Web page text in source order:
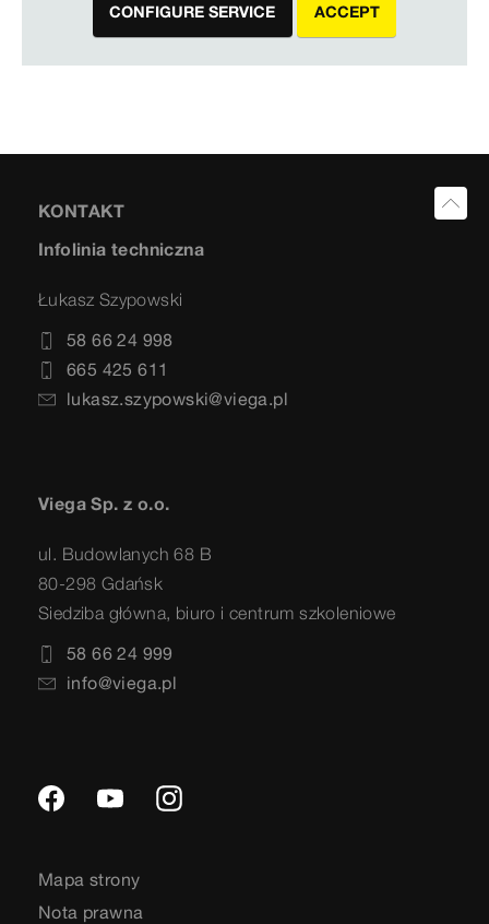
CONFIGURE SERVICE ACCEPT
KONTAKT
Infolinia techniczna
Łukasz Szypowski
58 66 24 998
665 425 611
lukasz.szypowski@viega.pl
Viega Sp. z o.o.
ul. Budowlanych 68 B
80-298 Gdańsk
Siedziba główna, biuro i centrum szkoleniowe
58 66 24 999
info@viega.pl
Mapa strony
Nota prawna